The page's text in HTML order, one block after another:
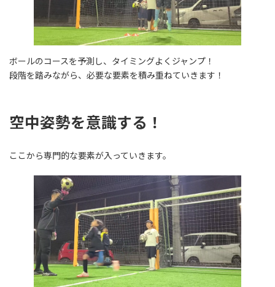
ボールのコースを予測し、タイミングよくジャンプ！
段階を踏みながら、必要な要素を積み重ねていきます！
空中姿勢を意識する！
ここから専門的な要素が入っていきます。